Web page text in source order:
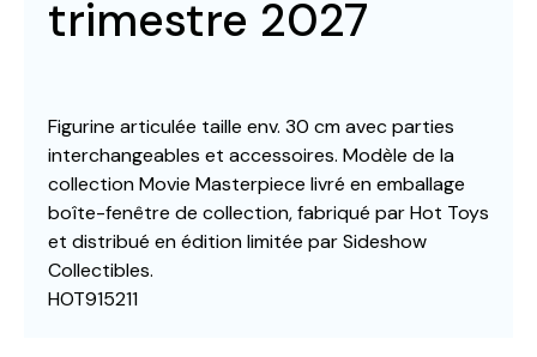
trimestre 2027
Figurine articulée taille env. 30 cm avec parties
interchangeables et accessoires. Modèle de la
collection Movie Masterpiece livré en emballage
boîte-fenêtre de collection, fabriqué par Hot Toys
et distribué en édition limitée par Sideshow
Collectibles.
HOT915211